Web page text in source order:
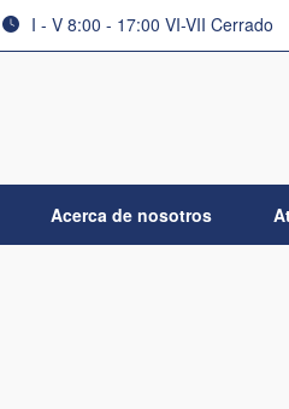
I - V 8:00 - 17:00 VI-VII Cerrado
Acerca de nosotros